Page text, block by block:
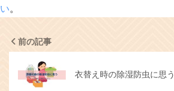
い。
前の記事
衣替え時の除湿防虫に思う